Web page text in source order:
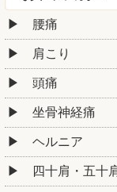
腰痛
肩こり
頭痛
坐骨神経痛
ヘルニア
四十肩・五十